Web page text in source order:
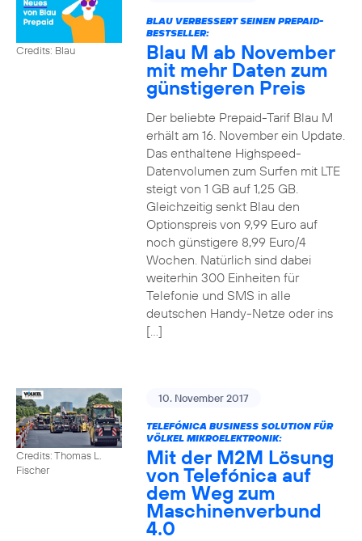
Credits: Blau
BLAU VERBESSERT SEINEN PREPAID-
BESTSELLER:
Blau M ab November
mit mehr Daten zum
günstigeren Preis
Der beliebte Prepaid-Tarif Blau M
erhält am 16. November ein Update.
Das enthaltene Highspeed-
Datenvolumen zum Surfen mit LTE
steigt von 1 GB auf 1,25 GB.
Gleichzeitig senkt Blau den
Optionspreis von 9,99 Euro auf
noch günstigere 8,99 Euro/4
Wochen. Natürlich sind dabei
weiterhin 300 Einheiten für
Telefonie und SMS in alle
deutschen Handy-Netze oder ins
[…]
Credits: Thomas L.
Fischer
10. November 2017
TELEFÓNICA BUSINESS SOLUTION FÜR
VÖLKEL MIKROELEKTRONIK:
Mit der M2M Lösung
von Telefónica auf
dem Weg zum
Maschinenverbund
4.0